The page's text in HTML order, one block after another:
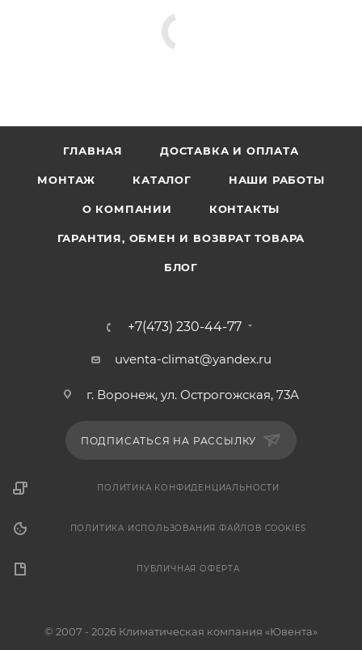
ГЛАВНАЯ ДОСТАВКА И ОПЛАТА
МОНТАЖ КАТАЛОГ НАШИ РАБОТЫ
О КОМПАНИИ КОНТАКТЫ
ГАРАНТИЯ, ОБМЕН И ВОЗВРАТ ТОВАРА
БЛОГ
+7(473) 230-44-77
uventa-climat@yandex.ru
г. Воронеж, ул. Острогожская, 73А
ПОДПИСАТЬСЯ НА РАССЫЛКУ
ПОЛИТИКА КОНФИДЕНЦИАЛЬНОСТИ
ПОЛИТИКА ИСПОЛЬЗОВАНИЯ ФАЙЛОВ COOKIES
ПУБЛИЧНАЯ ОФЕРТА
© 2007 - 2026 Климатическая компания «Ювента»